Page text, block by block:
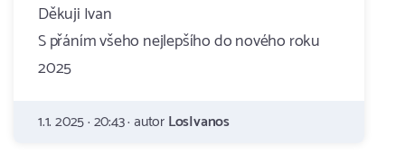
Děkuji Ivan
S přáním všeho nejlepšího do nového roku
2025
1.1. 2025 · 20:43 · autorLosIvanos